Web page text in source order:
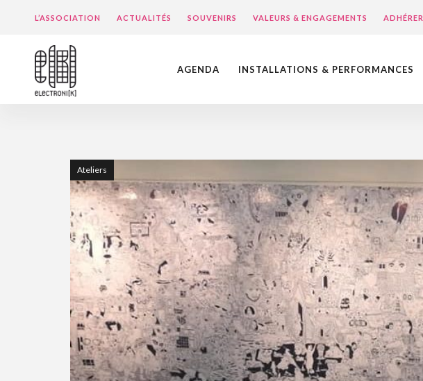
L’ASSOCIATION ACTUALITÉS SOUVENIRS VALEURS & ENGAGEMENTS ADHÉRER
AGENDA INSTALLATIONS & PERFORMANCES
Ateliers